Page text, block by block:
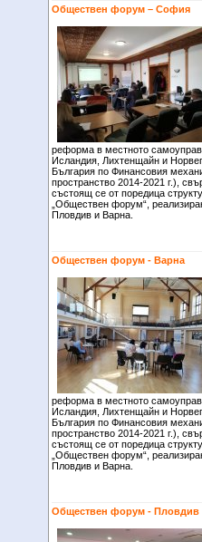
Обществен форум – София
реформа в местното
Исландия, Лихтенщайн и
България по Финансовия
пространство 2014-2021 г.),
състоящ се от поредица
„Обществен форум“,
Пловдив и Варна.
Обществен форум - Варна
реформа в местното
Исландия, Лихтенщайн и
България по Финансовия
пространство 2014-2021 г.),
състоящ се от поредица
„Обществен форум“,
Пловдив и Варна.
Обществен форум - Пловдив